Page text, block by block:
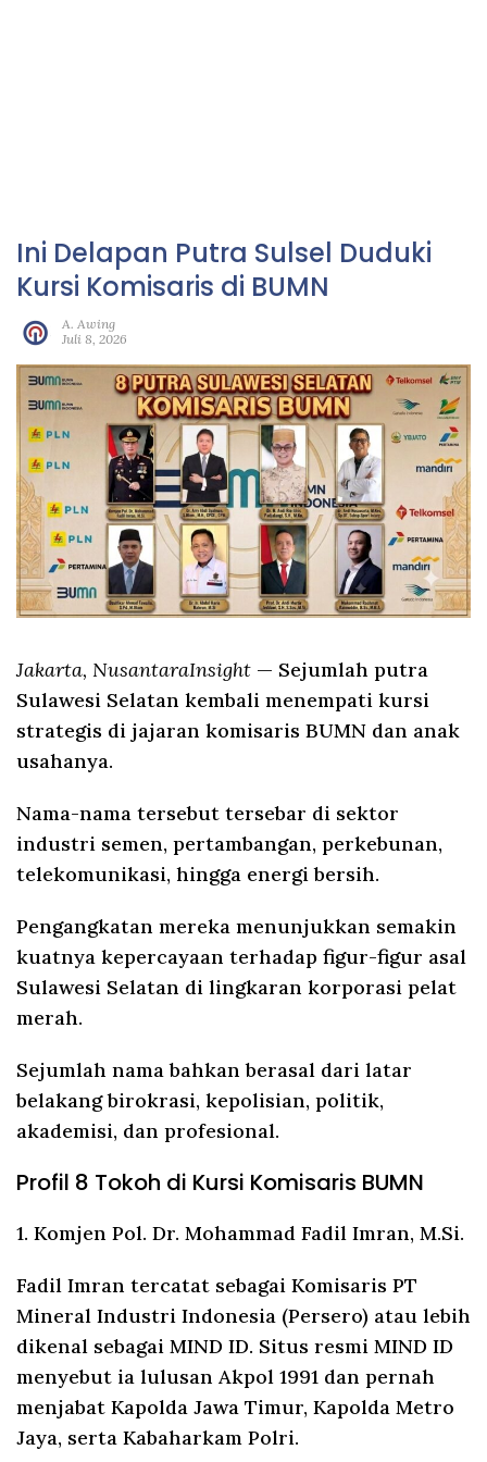
Ini Delapan Putra Sulsel Duduki
Kursi Komisaris di BUMN
A. Awing
Juli 8, 2026
Jakarta, NusantaraInsight — Sejumlah putra
Sulawesi Selatan kembali menempati kursi
strategis di jajaran komisaris BUMN dan anak
usahanya.
Nama-nama tersebut tersebar di sektor
industri semen, pertambangan, perkebunan,
telekomunikasi, hingga energi bersih.
Pengangkatan mereka menunjukkan semakin
kuatnya kepercayaan terhadap figur-figur asal
Sulawesi Selatan di lingkaran korporasi pelat
merah.
Sejumlah nama bahkan berasal dari latar
belakang birokrasi, kepolisian, politik,
akademisi, dan profesional.
Profil 8 Tokoh di Kursi Komisaris BUMN
1. Komjen Pol. Dr. Mohammad Fadil Imran, M.Si.
Fadil Imran tercatat sebagai Komisaris PT
Mineral Industri Indonesia (Persero) atau lebih
dikenal sebagai MIND ID. Situs resmi MIND ID
menyebut ia lulusan Akpol 1991 dan pernah
menjabat Kapolda Jawa Timur, Kapolda Metro
Jaya, serta Kabaharkam Polri.